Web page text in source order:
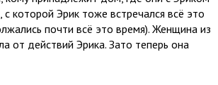
которой Эрик тоже встречался всё это
почти всё это время). Женщина из
от действий Эрика. Зато теперь она